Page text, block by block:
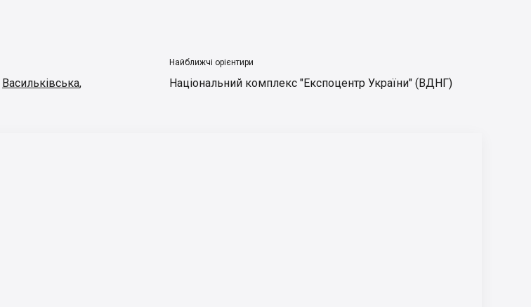
Васильківська,
Найближчі орієнтири
Національний комплекс "Експоцентр України" (ВДНГ)